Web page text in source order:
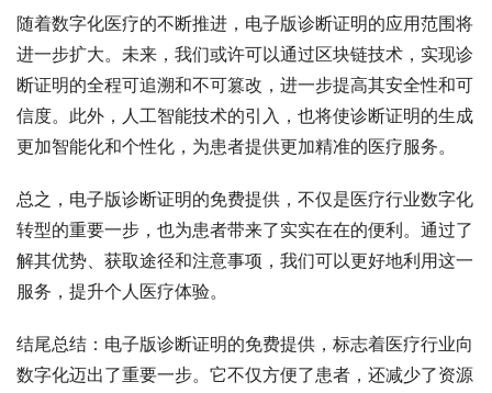
随着数字化医疗的不断推进，电子版诊断证明的应用范围将
进一步扩大。未来，我们或许可以通过区块链技术，实现诊
断证明的全程可追溯和不可篡改，进一步提高其安全性和可
信度。此外，人工智能技术的引入，也将使诊断证明的生成
更加智能化和个性化，为患者提供更加精准的医疗服务。
总之，电子版诊断证明的免费提供，不仅是医疗行业数字化
转型的重要一步，也为患者带来了实实在在的便利。通过了
解其优势、获取途径和注意事项，我们可以更好地利用这一
服务，提升个人医疗体验。
结尾总结：电子版诊断证明的免费提供，标志着医疗行业向
数字化迈出了重要一步。它不仅方便了患者，还减少了资源